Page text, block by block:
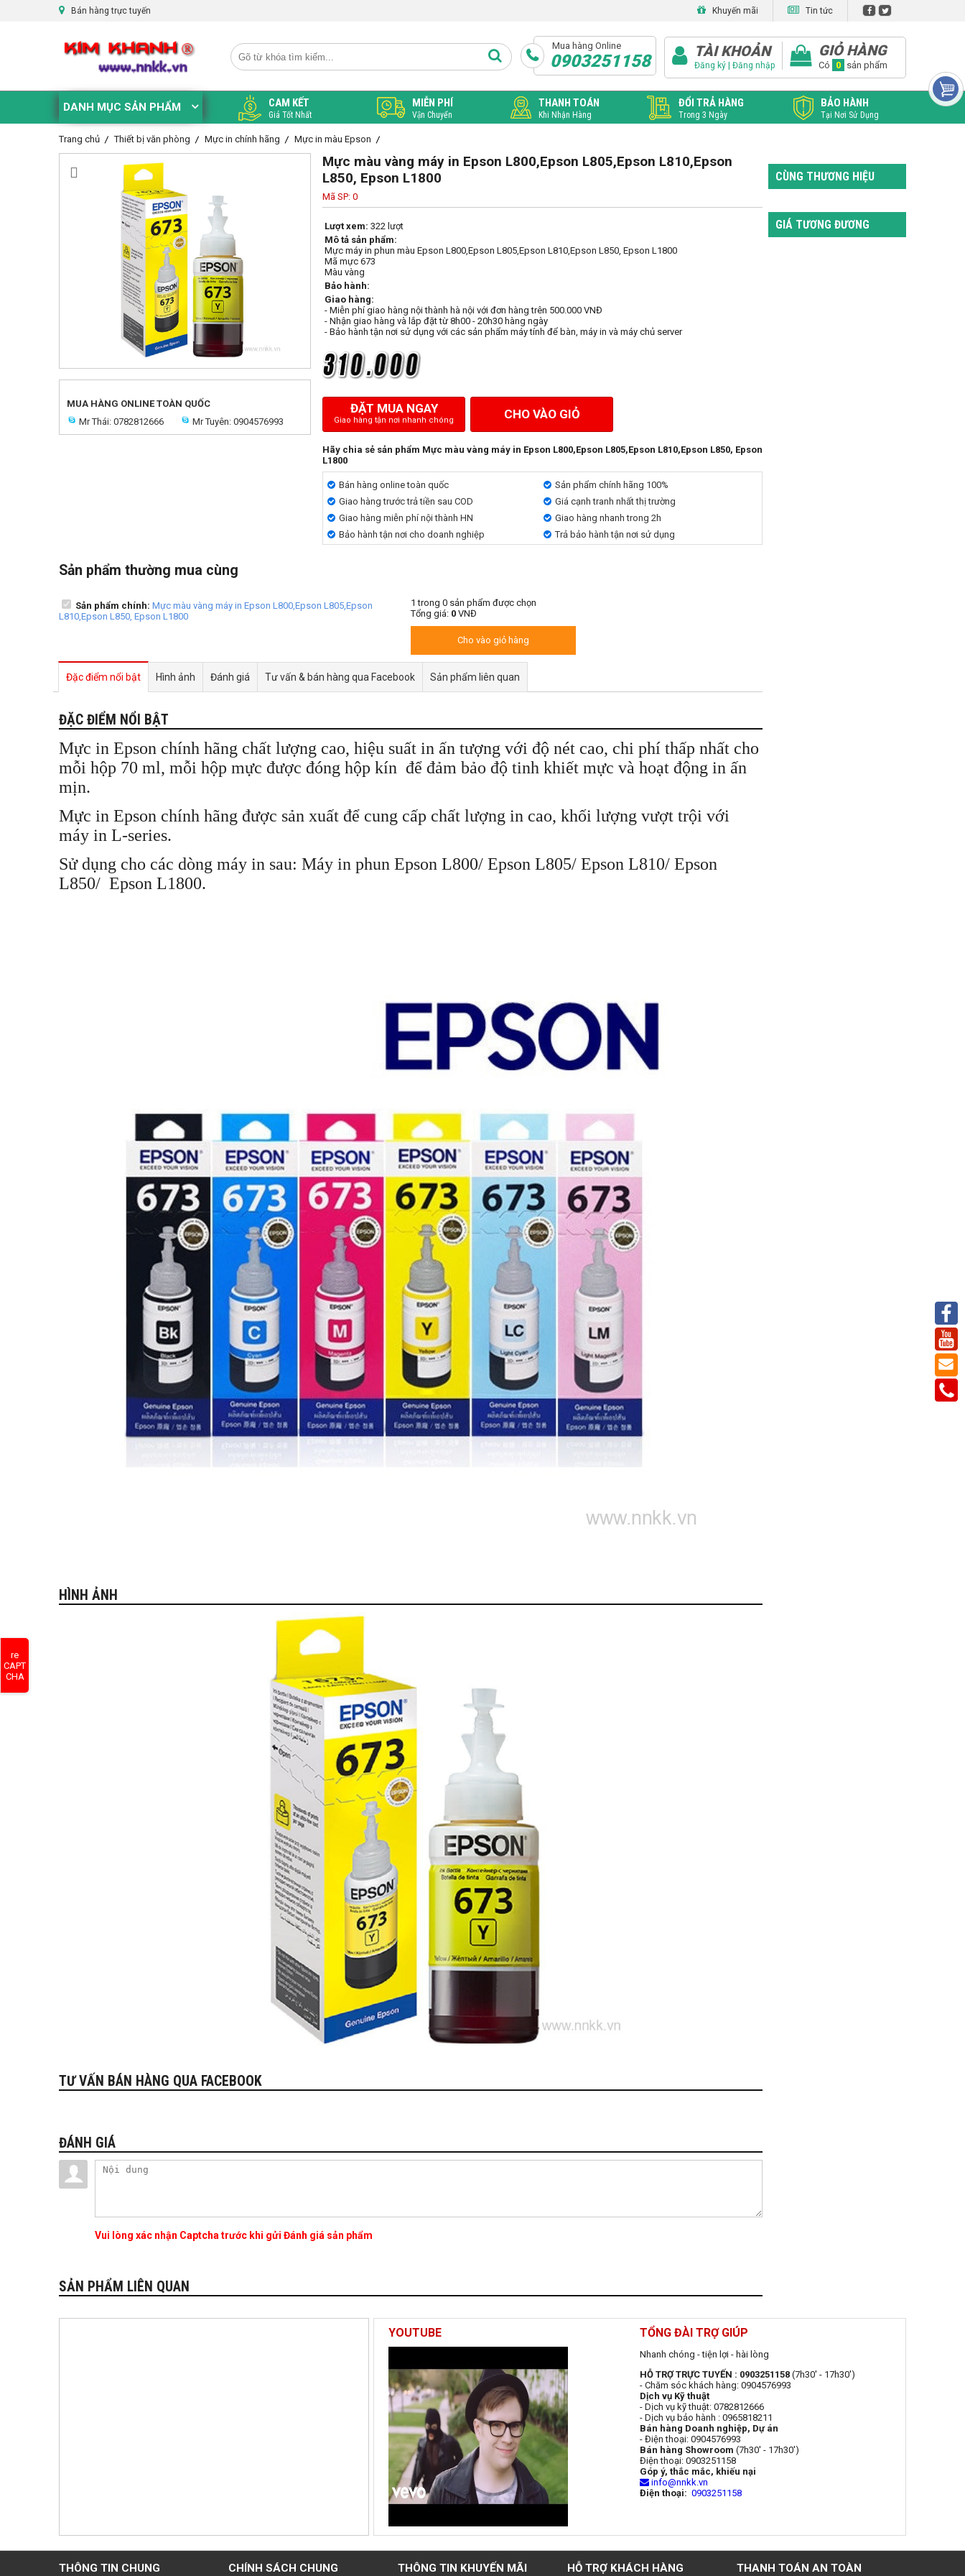
Bán hàng trực tuyến Khuyến mãi Tin tức
Mua hàng Online
0903251158 TÀI KHOẢN
Đăng ký | Đăng nhập
GIỎ HÀNG
Có 0 sản phẩm
DANH MỤC SẢN PHẨM CAM KẾT
Giá Tốt Nhất
MIỄN PHÍ
Vận Chuyển
THANH TOÁN
Khi Nhận Hàng
ĐỔI TRẢ HÀNG
Trong 3 Ngày
BẢO HÀNH
Tại Nơi Sử Dụng
Trang chủ Thiết bị văn phòng Mực in chính hãng Mực in màu Epson
MUA HÀNG ONLINE TOÀN QUỐC
Mr Thái: 0782812666
Mr Tuyên: 0904576993
Mực màu vàng máy in Epson L800,Epson L805,Epson L810,Epson
L850, Epson L1800
Mã SP: 0
Lượt xem: 322 lượt
Mô tả sản phẩm:
Mực máy in phun màu Epson L800,Epson L805,Epson L810,Epson L850, Epson L1800
Mã mực 673
Màu vàng
Bảo hành:
Giao hàng:
- Miễn phí giao hàng nội thành hà nội với đơn hàng trên 500.000 VNĐ
- Nhận giao hàng và lắp đặt từ 8h00 - 20h30 hàng ngày
- Bảo hành tận nơi sử dụng với các sản phẩm máy tính để bàn, máy in và máy chủ server
ĐẶT MUA NGAY
Giao hàng tận nơi nhanh chóng CHO VÀO GIỎ
Hãy chia sẻ sản phẩm Mực màu vàng máy in Epson L800,Epson L805,Epson L810,Epson L850, Epson
L1800
Bán hàng online toàn quốc
Sản phẩm chính hãng 100%
Giao hàng trước trả tiền sau COD
Giá cạnh tranh nhất thị trường
Giao hàng miễn phí nội thành HN
Giao hàng nhanh trong 2h
Bảo hành tận nơi cho doanh nghiệp
Trả bảo hành tận nơi sử dụng
Sản phẩm thường mua cùng
Sản phẩm chính: Mực màu vàng máy in Epson L800,Epson L805,Epson
L810,Epson L850, Epson L1800
1 trong 0 sản phẩm được chọn
Tổng giá: 0 VNĐ
Cho vào giỏ hàng
Đặc điểm nổi bật Hình ảnh Đánh giá Tư vấn & bán hàng qua Facebook Sản phẩm liên quan
ĐẶC ĐIỂM NỔI BẬT
Mực in Epson chính hãng chất lượng cao, hiệu suất in ấn tượng với độ nét cao, chi phí thấp nhất cho
mỗi hộp 70 ml, mỗi hộp mực được đóng hộp kín để đảm bảo độ tinh khiết mực và hoạt động in ấn
mịn.
Mực in Epson chính hãng được sản xuất để cung cấp chất lượng in cao, khối lượng vượt trội với
máy in L-series.
Sử dụng cho các dòng máy in sau: Máy in phun Epson L800/ Epson L805/ Epson L810/ Epson
L850/ Epson L1800.
HÌNH ẢNH
TƯ VẤN BÁN HÀNG QUA FACEBOOK
ĐÁNH GIÁ
re
CAPT
CHA
Vui lòng xác nhận Captcha trước khi gửi Đánh giá sản phẩm
SẢN PHẨM LIÊN QUAN
CÙNG THƯƠNG HIỆU
GIÁ TƯƠNG ĐƯƠNG
YOUTUBE TỔNG ĐÀI TRỢ GIÚP
Nhanh chóng - tiện lợi - hài lòng
HỖ TRỢ TRỰC TUYẾN : 0903251158 (7h30' - 17h30')
- Chăm sóc khách hàng: 0904576993
Dịch vụ Kỹ thuật
- Dịch vụ kỹ thuật: 0782812666
- Dịch vụ bảo hành : 0965818211
Bán hàng Doanh nghiệp, Dự án
- Điện thoại: 0904576993
Bán hàng Showroom (7h30' - 17h30')
Điện thoại: 0903251158
Góp ý, thắc mắc, khiếu nại
info@nnkk.vn
Điện thoại: 0903251158
THÔNG TIN CHUNG CHÍNH SÁCH CHUNG THÔNG TIN KHUYẾN MÃI HỖ TRỢ KHÁCH HÀNG THANH TOÁN AN TOÀN